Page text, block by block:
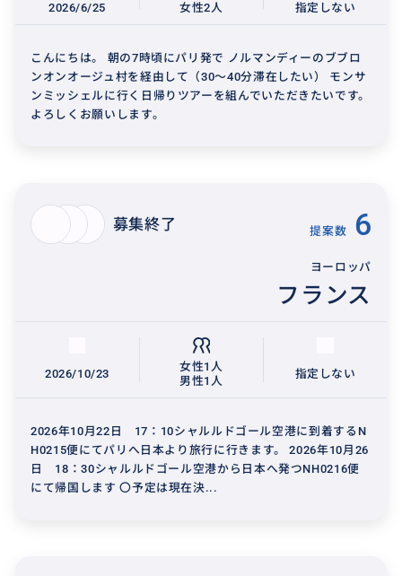
2026/6/25 女性2人 指定しない
こんにちは。 朝の7時頃にパリ発で ノルマンディーのブブロ
ンオンオージュ村を経由して（30〜40分滞在したい） モンサ
ンミッシェルに行く日帰りツアーを組んでいただきたいです。
よろしくお願いします。
募集終了 提案数 6
ヨーロッパ
フランス
2026/10/23
女性1人
男性1人
指定しない
2026年10月22日 17：10シャルルドゴール空港に到着するN
H0215便にてパリへ日本より旅行に行きます。 2026年10月26
日 18：30シャルルドゴール空港から日本へ発つNH0216便
にて帰国します 〇予定は現在決...